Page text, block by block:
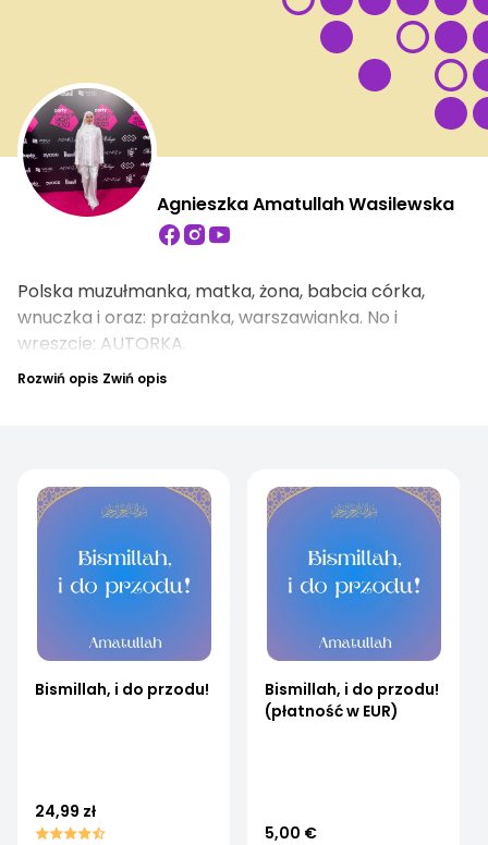
Agnieszka Amatullah Wasilewska
Polska muzułmanka, matka, żona, babcia córka,
wnuczka i oraz: prażanka, warszawianka. No i
wreszcie: AUTORKA.
Rozwiń opis Zwiń opis
Bismillah, i do przodu!
24,99 zł
Bismillah, i do przodu!
(płatność w EUR)
5,00 €